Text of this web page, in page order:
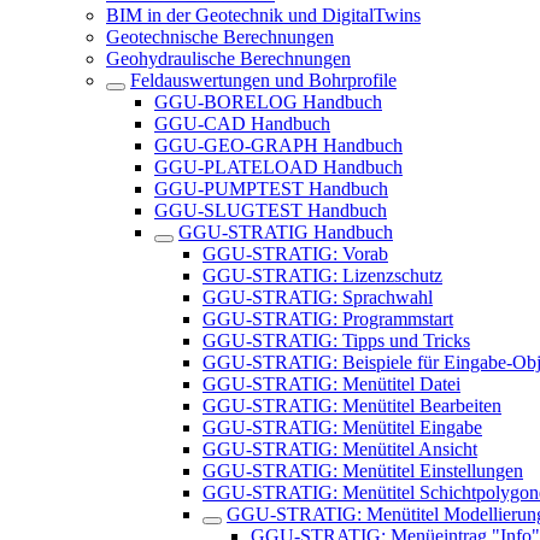
BIM in der Geotechnik und DigitalTwins
Geotechnische Berechnungen
Geohydraulische Berechnungen
Feldauswertungen und Bohrprofile
GGU-BORELOG Handbuch
GGU-CAD Handbuch
GGU-GEO-GRAPH Handbuch
GGU-PLATELOAD Handbuch
GGU-PUMPTEST Handbuch
GGU-SLUGTEST Handbuch
GGU-STRATIG Handbuch
GGU-STRATIG: Vorab
GGU-STRATIG: Lizenzschutz
GGU-STRATIG: Sprachwahl
GGU-STRATIG: Programmstart
GGU-STRATIG: Tipps und Tricks
GGU-STRATIG: Beispiele für Eingabe-
GGU-STRATIG: Menütitel Datei
GGU-STRATIG: Menütitel Bearbeiten
GGU-STRATIG: Menütitel Eingabe
GGU-STRATIG: Menütitel Ansicht
GGU-STRATIG: Menütitel Einstellungen
GGU-STRATIG: Menütitel
GGU-STRATIG: Menütitel
GGU-STRATIG: Menüeintrag